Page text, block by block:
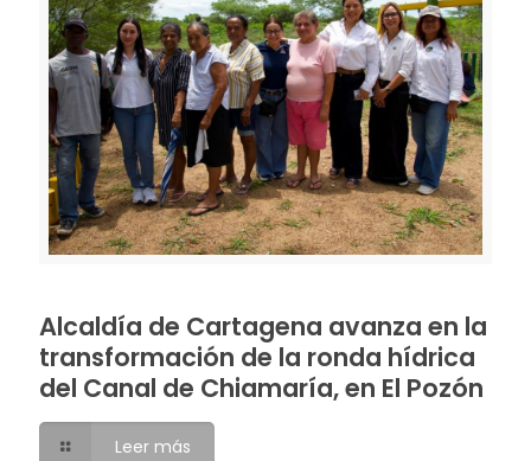
Alcaldía de Cartagena avanza en la
transformación de la ronda hídrica
del Canal de Chiamaría, en El Pozón
Leer más